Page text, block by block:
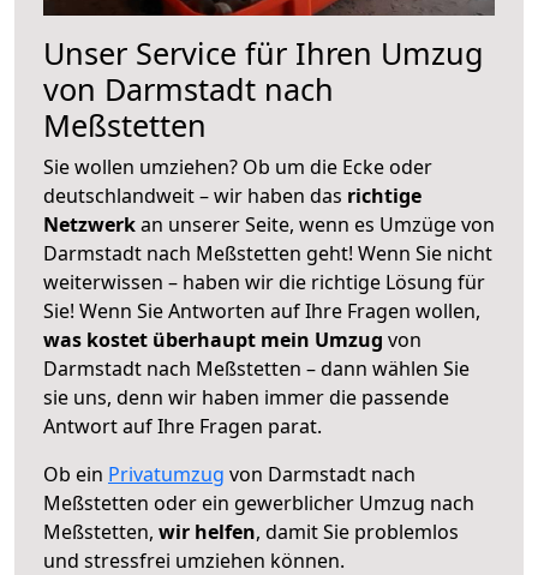
Unser Service für Ihren Umzug
von Darmstadt nach
Meßstetten
Sie wollen umziehen? Ob um die Ecke oder
deutschlandweit – wir haben das richtige
Netzwerkan unserer Seite, wenn es Umzüge von
Darmstadt nach Meßstetten geht! Wenn Sie nicht
weiterwissen – haben wir die richtige Lösung für
Sie! Wenn Sie Antworten auf Ihre Fragen wollen,
was kostet überhaupt mein Umzug von
Darmstadt nach Meßstetten – dann wählen Sie
sie uns, denn wir haben immer die passende
Antwort auf Ihre Fragen parat.
Ob ein Privatumzug von Darmstadt nach
Meßstetten oder ein gewerblicher Umzug nach
Meßstetten, wir helfen, damit Sie problemlos
und stressfrei umziehen können.